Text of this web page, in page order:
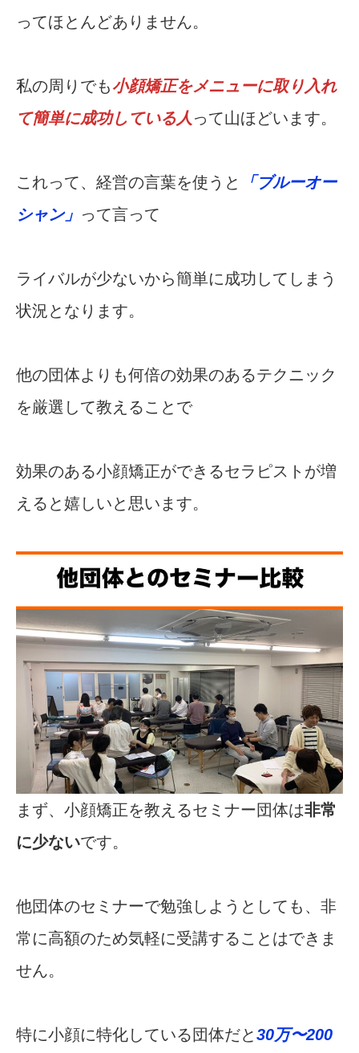
ってほとんどありません。
私の周りでも小顔矯正をメニューに取り入れ
て簡単に成功している人 って山ほどいます。
これって、経営の言葉を使うと
「ブルーオー
シャン」 って言って
ライバルが少ないから簡単に成功してしまう
状況となります。
他の団体よりも何倍の効果のあるテクニック
を厳選して教えることで
効果のある小顔矯正ができるセラピストが増
えると嬉しいと思います。
まず、小顔矯正を教えるセミナー団体は非常
に少ないです。
他団体のセミナーで勉強しようとしても、非
常に高額のため気軽に受講することはできま
せん。
特に小顔に特化している団体だと30万〜200